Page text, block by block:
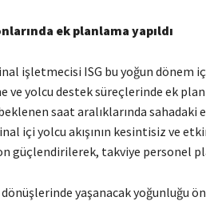
ek planlama yapıldı
işletmecisi ISG bu yoğun dönem
ve yolcu destek süreçlerinde ek
saat aralıklarında sahadaki
içi yolcu akışının kesintisiz ve
güçlendirilerek, takviye personel
yaşanacak yoğunluğu